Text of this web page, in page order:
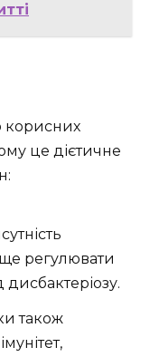
корисних
це дієтичне
регулювати
також